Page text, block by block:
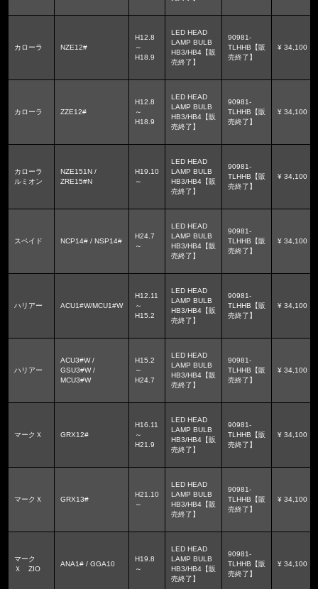
カローラ NZE12#
H12.8
～
H18.9
LED HEAD
LAMP BULB
HB3/HB4【販
売終了】
90981-
TLHHB【販
売終了】
¥ 34,100
カローラ ZZE12#
H12.8
～
H18.9
LED HEAD
LAMP BULB
HB3/HB4【販
売終了】
90981-
TLHHB【販
売終了】
¥ 34,100
カローラ
ルミオン
NZE151N /
ZRE15#N
H19.10
～
LED HEAD
LAMP BULB
HB3/HB4【販
売終了】
90981-
TLHHB【販
売終了】
¥ 34,100
スペイド NCP14# / NSP14#
H24.7
～
LED HEAD
LAMP BULB
HB3/HB4【販
売終了】
90981-
TLHHB【販
売終了】
¥ 34,100
ハリアー ACU1#W/MCU1#W
H12.11
～
H15.2
LED HEAD
LAMP BULB
HB3/HB4【販
売終了】
90981-
TLHHB【販
売終了】
¥ 34,100
ハリアー
ACU3#W /
GSU3#W /
MCU3#W
H15.2
～
H24.7
LED HEAD
LAMP BULB
HB3/HB4【販
売終了】
90981-
TLHHB【販
売終了】
¥ 34,100
マークＸ GRX12#
H16.11
～
H21.9
LED HEAD
LAMP BULB
HB3/HB4【販
売終了】
90981-
TLHHB【販
売終了】
¥ 34,100
マークＸ GRX13#
H21.10
～
LED HEAD
LAMP BULB
HB3/HB4【販
売終了】
90981-
TLHHB【販
売終了】
¥ 34,100
マーク
Ｘ ZIO
ANA1# / GGA10
H19.8
～
LED HEAD
LAMP BULB
HB3/HB4【販
売終了】
90981-
TLHHB【販
売終了】
¥ 34,100